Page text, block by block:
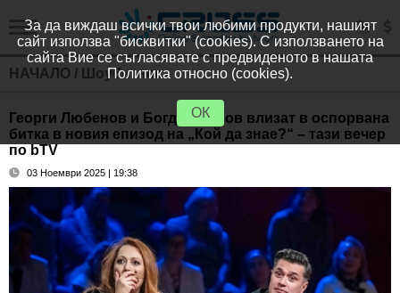
НАЧАЛО / Шоубизнес
Георги Любенов и Богдан Томов влизат в оспорвана
битка в новия епизод на „Кой да знае?“ – тази вечер
по bTV
03 Ноември 2025 | 19:38
За да виждаш всички твои любими продукти, нашият
сайт използва "бисквитки" (cookies). С използването на
сайта Вие се съгласявате с предвиденото в нашата
Политика относно (cookies).
ОК